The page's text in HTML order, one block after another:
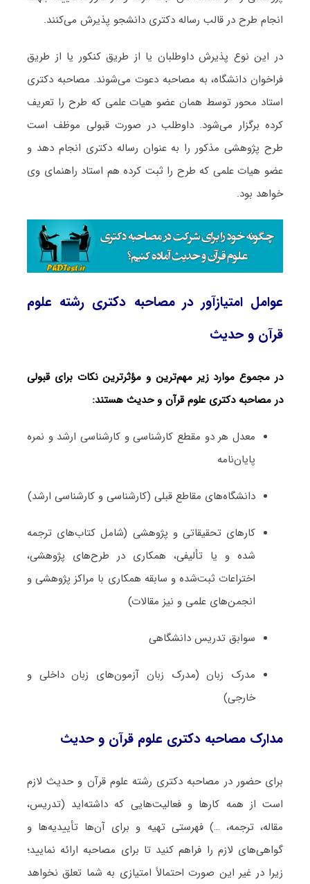
انجام طرح در قالب رساله دکتری دانشجو پذیرش می‌کنند.
در این نوع پذیرش داوطلبان یا از طریق کنکور یا از طریق
فراخوان دانشگاه، به مصاحبه دعوت می‌شوند. مصاحبه دکتری
استاد محور توسط همان عضو هیات علمی که طرح را تعریف
کرده برگزار می‌شود. داوطلب در صورت قبولی موظف است
طرح پژوهشی مذکور را به عنوان رساله دکتری انجام دهد و
عضو هیات علمی که طرح را ثبت کرده هم استاد راهنمای وی
خواهد بود.
عوامل امتیازآور در مصاحبه دکتری رشته علوم
قرآن و حدیث
در مجموع موارد زیر مهم‌ترین و مؤثرترین نکات برای قبولی
در مصاحبه دکتری علوم قرآن و حدیث هستند:
معدل هر دو مقطع کارشناسی و کارشناسی ارشد و نمره
پایان‌نامه
دانشگاه‌های مقاطع قبلی (کارشناسی و کارشناسی ارشد)
کارهای تحقیقاتی و پژوهشی (شامل کتاب‌های ترجمه­‌
شده و یا تألیفی، همکاری در طرح‌های پژوهشی،
اختراعات ثبت‌­شده و سابقه همکاری با مراکز پژوهشی و
انجمن‌های علمی و نیز مقالات)
سوابق تدریس دانشگاهی
مدرک زبان (مدرک زبان آزمون‌های زبان داخلی و
خارجی)
مدارک مصاحبه دکتری علوم قرآن و حدیث
برای حضور در مصاحبه دکتری رشته علوم قرآن و حدیث لازم
است از همه کارها و فعالیت‌هایی که داشته‌اید (تدریس،
مقاله، ترجمه، …) فهرستی تهیه و برای آن‌ها تأییدیه‌ها و
گواهی‌های لازم را فراهم کنید تا برای مصاحبه ارائه نمایید؛
زیرا در غیر این صورت احتمالاً امتیازی به شما تعلق نخواهد